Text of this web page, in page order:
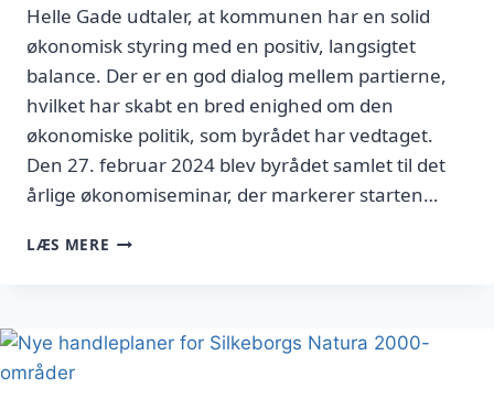
Helle Gade udtaler, at kommunen har en solid
økonomisk styring med en positiv, langsigtet
balance. Der er en god dialog mellem partierne,
hvilket har skabt en bred enighed om den
økonomiske politik, som byrådet har vedtaget.
Den 27. februar 2024 blev byrådet samlet til det
årlige økonomiseminar, der markerer starten…
LÆS MERE KOMMUNENS
LANGSIGTET
BALANCE